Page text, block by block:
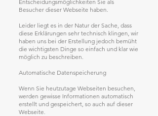
Entscheidungsmöglichkeiten Sie als
Besucher dieser Webseite haben.
Leider liegt es in der Natur der Sache, dass
diese Erklärungen sehr technisch klingen, wir
haben uns bei der Erstellung jedoch bemüht
die wichtigsten Dinge so einfach und klar wie
möglich zu beschreiben.
Automatische Datenspeicherung
Wenn Sie heutzutage Webseiten besuchen,
werden gewisse Informationen automatisch
erstellt und gespeichert, so auch auf dieser
Webseite.